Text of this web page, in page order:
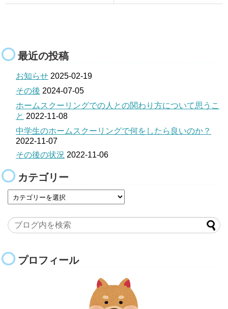
最近の投稿
お知らせ 2025-02-19
その後 2024-07-05
ホームスクーリングでの人との関わり方について思うこ
と 2022-11-08
中学生のホームスクーリングで何をしたら良いのか？
2022-11-07
その後の状況 2022-11-06
カテゴリー
プロフィール